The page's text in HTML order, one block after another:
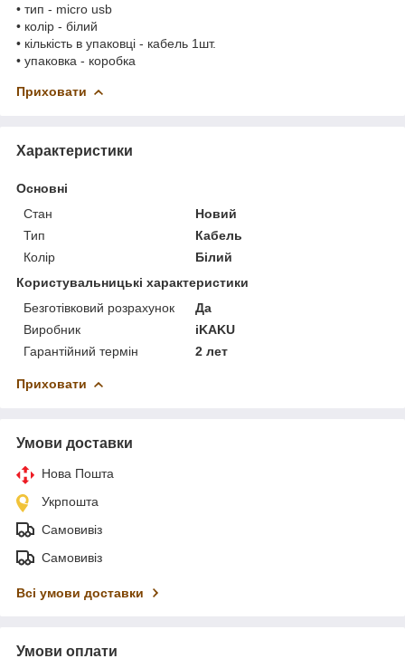
• тип - micro usb
• колір - білий
• кількість в упаковці - кабель 1шт.
• упаковка - коробка
Приховати
Характеристики
Основні
Стан
Новий
Тип
Кабель
Колір
Білий
Користувальницькі характеристики
Безготівковий розрахунок
Да
Виробник
iKAKU
Гарантійний термін
2 лет
Приховати
Умови доставки
Нова Пошта
Укрпошта
Самовивіз
Самовивіз
Всі умови доставки
Умови оплати